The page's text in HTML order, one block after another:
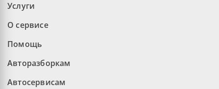
Услуги
О сервисе
Помощь
Авторазборкам
Автосервисам